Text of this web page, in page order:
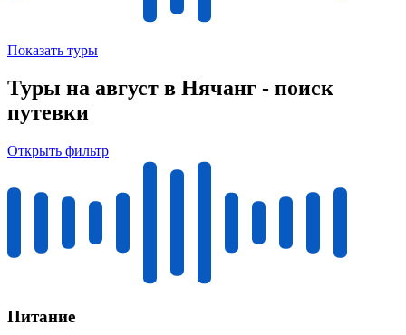
Показать туры
Туры на август в Нячанг - поиск
путевки
Открыть фильтр
Питание